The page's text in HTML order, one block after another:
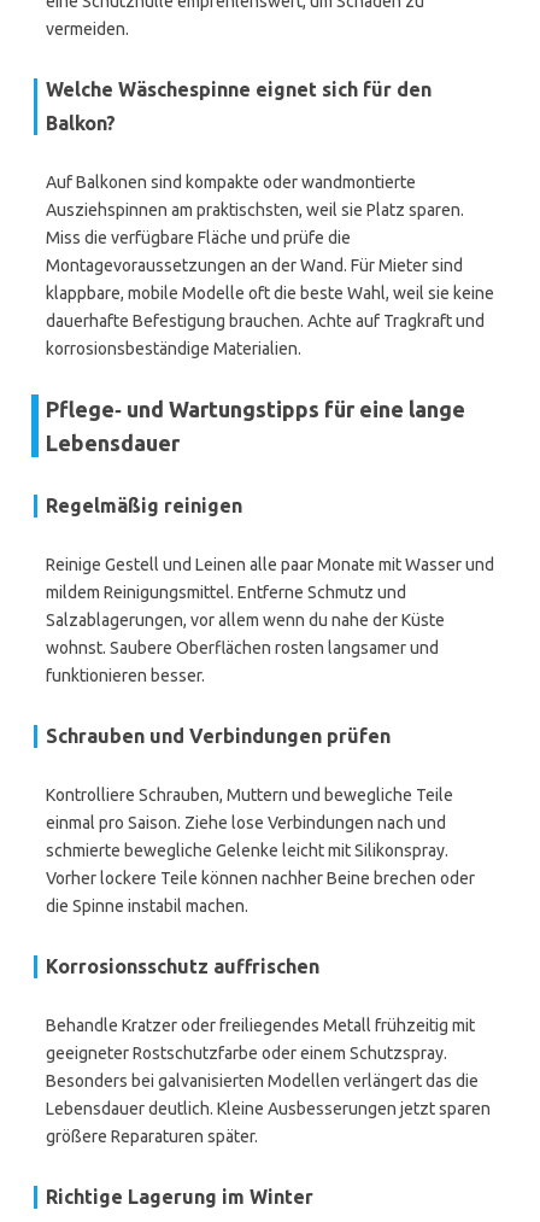
vermeiden.
Welche Wäschespinne eignet sich für den
Balkon?
Auf Balkonen sind kompakte oder wandmontierte
Ausziehspinnen am praktischsten, weil sie Platz sparen.
Miss die verfügbare Fläche und prüfe die
Montagevoraussetzungen an der Wand. Für Mieter sind
klappbare, mobile Modelle oft die beste Wahl, weil sie keine
dauerhafte Befestigung brauchen. Achte auf Tragkraft und
korrosionsbeständige Materialien.
Pflege‑ und Wartungstipps für eine lange
Lebensdauer
Regelmäßig reinigen
Reinige Gestell und Leinen alle paar Monate mit Wasser und
mildem Reinigungsmittel. Entferne Schmutz und
Salzablagerungen, vor allem wenn du nahe der Küste
wohnst. Saubere Oberflächen rosten langsamer und
funktionieren besser.
Schrauben und Verbindungen prüfen
Kontrolliere Schrauben, Muttern und bewegliche Teile
einmal pro Saison. Ziehe lose Verbindungen nach und
schmierte bewegliche Gelenke leicht mit Silikonspray.
Vorher lockere Teile können nachher Beine brechen oder
die Spinne instabil machen.
Korrosionsschutz auffrischen
Behandle Kratzer oder freiliegendes Metall frühzeitig mit
geeigneter Rostschutzfarbe oder einem Schutzspray.
Besonders bei galvanisierten Modellen verlängert das die
Lebensdauer deutlich. Kleine Ausbesserungen jetzt sparen
größere Reparaturen später.
Richtige Lagerung im Winter